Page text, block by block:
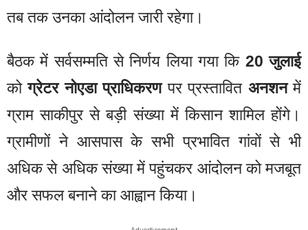
तब तक उनका आंदोलन जारी रहेगा।
बैठक में सर्वसम्मति से निर्णय लिया गया कि 20 जुलाई
कोग्रेटर नोएडा प्राधिकरणपर प्रस्तावित अनशनमें
ग्राम साकीपुर से बड़ी संख्या में किसान शामिल होंगे।
ग्रामीणों ने आसपास के सभी प्रभावित गांवों से भी
अधिक से अधिक संख्या में पहुंचकर आंदोलन को मजबूत
और सफल बनाने का आह्वान किया।